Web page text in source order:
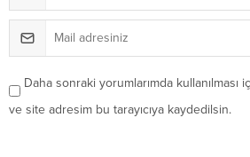
Daha sonraki yorumlarımda kullanılması
ve site adresim bu tarayıcıya kaydedilsin.